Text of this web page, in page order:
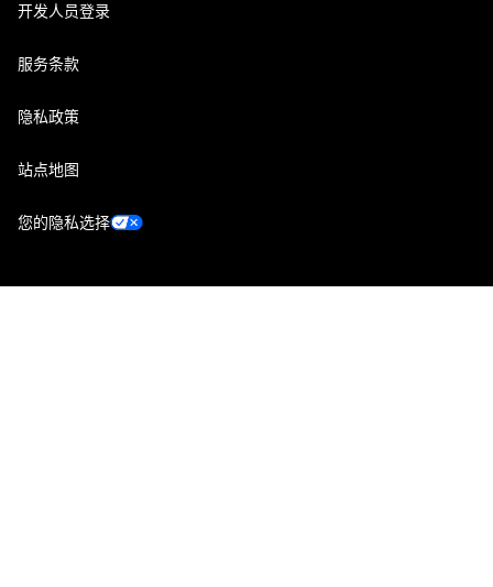
开发人员登录
服务条款
隐私政策
站点地图
您的隐私选择